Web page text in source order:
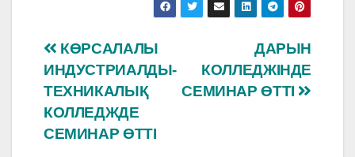
e
b
o
o
k
at
s
A
p
p
Навигация
по
записям
ДАРЫН
КОЛЛЕДЖІНДЕ
СЕМИНАР ӨТТІ
КӨРСАЛАЛЫ
ИНДУСТРИАЛДЫ-
ТЕХНИКАЛЫҚ
КОЛЛЕДЖДЕ
СЕМИНАР ӨТТІ